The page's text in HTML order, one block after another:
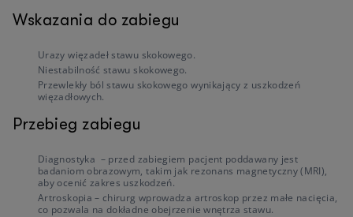
Wskazania do zabiegu
Urazy więzadeł stawu skokowego.
Niestabilność stawu skokowego.
Przewlekły ból stawu skokowego wynikający z uszkodzeń
więzadłowych.
Przebieg zabiegu
Diagnostyka – przed zabiegiem pacjent poddawany jest
badaniom obrazowym, takim jak rezonans magnetyczny (MRI),
aby ocenić zakres uszkodzeń.
Artroskopia – chirurg wprowadza artroskop przez małe nacięcia,
co pozwala na dokładne obejrzenie wnętrza stawu.